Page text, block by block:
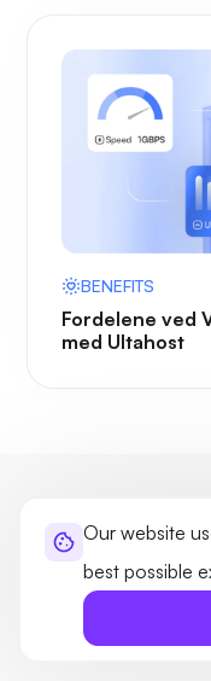
Our website
best possible
BENEFITS
Fordelene ved
med Ultahost
Find svar på
om